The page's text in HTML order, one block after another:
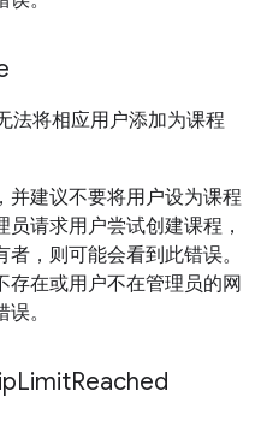
法将相应用户添加为课程
并建议不要将用户设为课程
请求用户尝试创建课程，
，则可能会看到此错误。
存在或用户不在管理员的网
。
LimitReached